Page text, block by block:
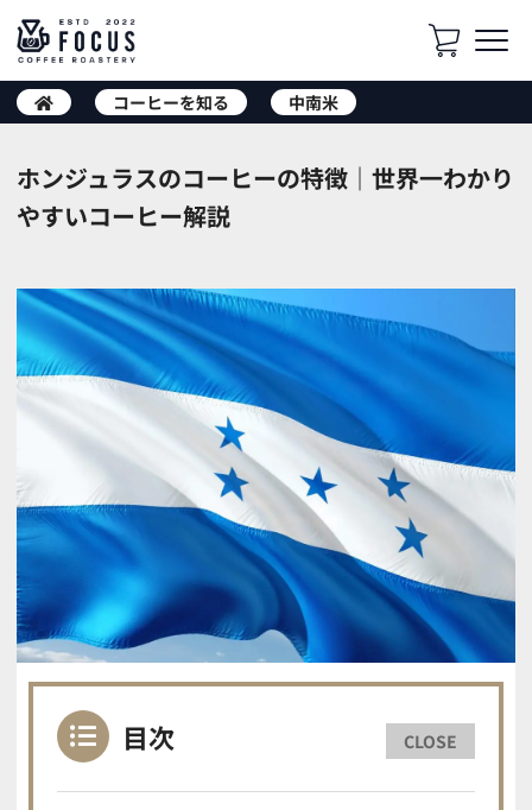
コーヒーを知る 中南米
ホンジュラスのコーヒーの特徴｜世界一わかり
やすいコーヒー解説
目次 CLOSE